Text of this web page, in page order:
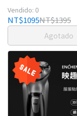
Vendido: 0
NT$1095NT$1395
Agotado